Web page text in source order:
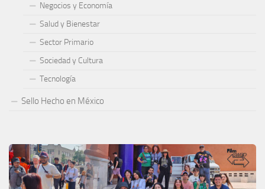
Negocios y Economía
Salud y Bienestar
Sector Primario
Sociedad y Cultura
Tecnología
Sello Hecho en México